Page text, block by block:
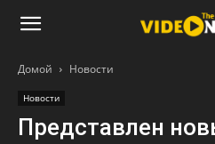
Домой Новости
Новости
Представлен